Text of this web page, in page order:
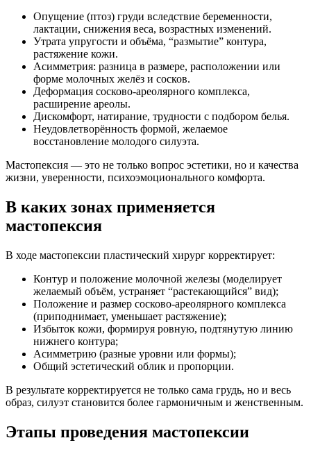
Опущение (птоз) груди вследствие беременности,
лактации, снижения веса, возрастных изменений.
Утрата упругости и объёма, “размытие” контура,
растяжение кожи.
Асимметрия: разница в размере, расположении или
форме молочных желёз и сосков.
Деформация сосково-ареолярного комплекса,
расширение ареолы.
Дискомфорт, натирание, трудности с подбором белья.
Неудовлетворённость формой, желаемое
восстановление молодого силуэта.
Мастопексия — это не только вопрос эстетики, но и качества
жизни, уверенности, психоэмоционального комфорта.
В каких зонах применяется
мастопексия
В ходе мастопексии пластический хирург корректирует:
Контур и положение молочной железы (моделирует
желаемый объём, устраняет “растекающийся” вид);
Положение и размер сосково-ареолярного комплекса
(приподнимает, уменьшает растяжение);
Избыток кожи, формируя ровную, подтянутую линию
нижнего контура;
Асимметрию (разные уровни или формы);
Общий эстетический облик и пропорции.
В результате корректируется не только сама грудь, но и весь
образ, силуэт становится более гармоничным и женственным.
Этапы проведения мастопексии